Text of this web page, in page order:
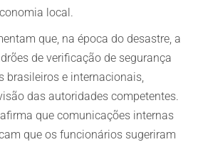
local.
que, na época do desastre, a
de verificação de segurança
brasileiros e internacionais,
das autoridades competentes.
que comunicações internas
que os funcionários sugeriram